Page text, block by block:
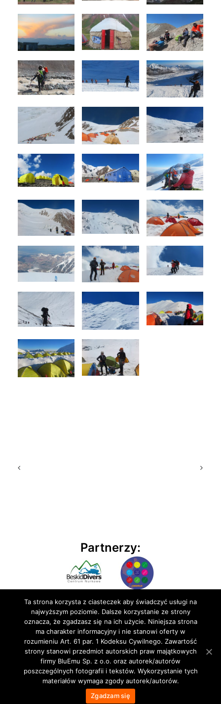
Partnerzy:
© 2020 BluEmu sp. z o.o. Wszelkie prawa zastrzeżone
Ta strona korzysta z ciasteczek aby świadczyć usługi na
najwyższym poziomie. Dalsze korzystanie ze strony
oznacza, że zgadzasz się na ich użycie. Niniejsza strona
ma charakter informacyjny i nie stanowi oferty w
rozumieniu Art. 61 par. 1 Kodeksu Cywilnego. Zawartość
strony stanowi przedmiot autorskich praw majątkowych
firmy BluEmu Sp. z o.o. oraz autorek/autorów
poszczególnych fotografii i tekstów. Wykorzystanie tych
materiałów wymaga zgody autorek/autorów.
Zgadzam się